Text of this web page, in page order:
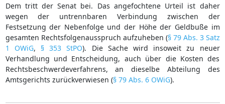
Dem tritt der Senat bei. Das angefochtene Urteil ist daher
wegen der untrennbaren Verbindung zwischen der
Festsetzung der Nebenfolge und der Höhe der Geldbuße im
gesamten Rechtsfolgenausspruch aufzuheben (§ 79 Abs. 3 Satz
1 OWiG, § 353 StPO). Die Sache wird insoweit zu neuer
Verhandlung und Entscheidung, auch über die Kosten des
Rechtsbeschwerdeverfahrens, an dieselbe Abteilung des
Amtsgerichts zurückverwiesen (§ 79 Abs. 6 OWiG).